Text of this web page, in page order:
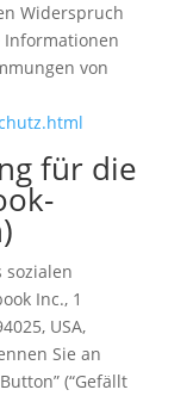
Widerspruch
von
für die
sozialen
Inc., 1
USA,
Sie an
(“Gefällt